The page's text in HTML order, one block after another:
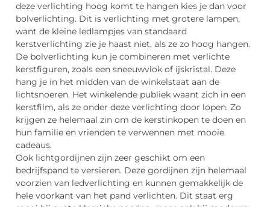
deze verlichting hoog komt te hangen kies je dan voor
bolverlichting. Dit is verlichting met grotere lampen,
want de kleine ledlampjes van standaard
kerstverlichting zie je haast niet, als ze zo hoog hangen.
De bolverlichting kun je combineren met verlichte
kerstfiguren, zoals een sneeuwvlok of ijskristal. Deze
hang je in het midden van de winkelstaat aan de
lichtsnoeren. Het winkelende publiek waant zich in een
kerstfilm, als ze onder deze verlichting door lopen. Zo
krijgen ze helemaal zin om de kerstinkopen te doen en
hun familie en vrienden te verwennen met mooie
cadeaus.
Ook lichtgordijnen zijn zeer geschikt om een
bedrijfspand te versieren. Deze gordijnen zijn helemaal
voorzien van ledverlichting en kunnen gemakkelijk de
hele voorkant van het pand verlichten. Dit staat erg